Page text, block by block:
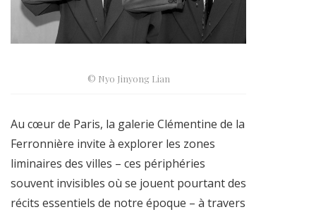
© Nyo Jinyong Lian
Au cœur de Paris, la galerie Clémentine de la
Ferronnière invite à explorer les zones
liminaires des villes – ces périphéries
souvent invisibles où se jouent pourtant des
récits essentiels de notre époque – à travers